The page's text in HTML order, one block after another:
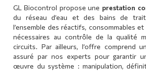
GL Biocontrol propose une prestation
du réseau d’eau et des bains de
l’ensemble des réactifs, consommables
nécessaires au contrôle de la qualité
circuits. Par ailleurs, l’offre comprend
assuré par nos experts pour garantir
œuvre du système : manipulation,